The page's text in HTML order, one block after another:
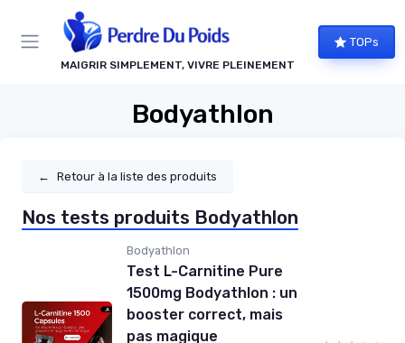
MAIGRIR SIMPLEMENT, VIVRE PLEINEMENT
TOPs
Bodyathlon
← Retour à la liste des produits
Nos tests produits Bodyathlon
Bodyathlon
Test L-Carnitine Pure
1500mg Bodyathlon : un
booster correct, mais
pas magique
Panneau de gestion des cookies